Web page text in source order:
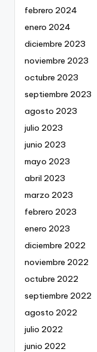
febrero 2024
enero 2024
diciembre 2023
noviembre 2023
octubre 2023
septiembre 2023
agosto 2023
julio 2023
junio 2023
mayo 2023
abril 2023
marzo 2023
febrero 2023
enero 2023
diciembre 2022
noviembre 2022
octubre 2022
septiembre 2022
agosto 2022
julio 2022
junio 2022